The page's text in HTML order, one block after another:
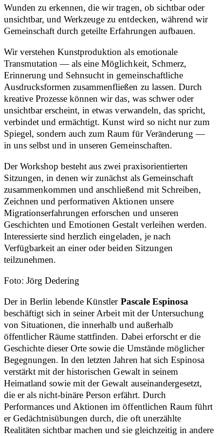
Wunden zu erkennen, die wir tragen, ob sichtbar oder
unsichtbar, und Werkzeuge zu entdecken, während wir
Gemeinschaft durch geteilte Erfahrungen aufbauen.
Wir verstehen Kunstproduktion als emotionale
Transmutation — als eine Möglichkeit, Schmerz,
Erinnerung und Sehnsucht in gemeinschaftliche
Ausdrucksformen zusammenfließen zu lassen. Durch
kreative Prozesse können wir das, was schwer oder
unsichtbar erscheint, in etwas verwandeln, das spricht,
verbindet und ermächtigt. Kunst wird so nicht nur zum
Spiegel, sondern auch zum Raum für Veränderung —
in uns selbst und in unseren Gemeinschaften.
Der Workshop besteht aus zwei praxisorientierten
Sitzungen, in denen wir zunächst als Gemeinschaft
zusammenkommen und anschließend mit Schreiben,
Zeichnen und performativen Aktionen unsere
Migrationserfahrungen erforschen und unseren
Geschichten und Emotionen Gestalt verleihen werden.
Interessierte sind herzlich eingeladen, je nach
Verfügbarkeit an einer oder beiden Sitzungen
teilzunehmen.
Foto: Jörg Dedering
Der in Berlin lebende Künstler Pascale Espinosa
beschäftigt sich in seiner Arbeit mit der Untersuchung
von Situationen, die innerhalb und außerhalb
öffentlicher Räume stattfinden. Dabei erforscht er die
Geschichte dieser Orte sowie die Umstände möglicher
Begegnungen. In den letzten Jahren hat sich Espinosa
verstärkt mit der historischen Gewalt in seinem
Heimatland sowie mit der Gewalt auseinandergesetzt,
die er als nicht-binäre Person erfährt. Durch
Performances und Aktionen im öffentlichen Raum führt
er Gedächtnisübungen durch, die oft unerzählte
Realitäten sichtbar machen und sie gleichzeitig in andere